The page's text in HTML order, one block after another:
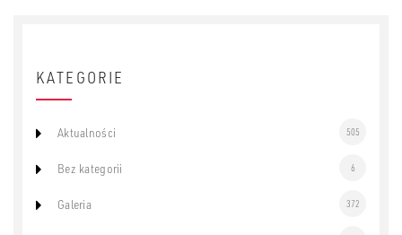
KATEGORIE
Aktualności 505
Bez kategorii 6
Galeria 372